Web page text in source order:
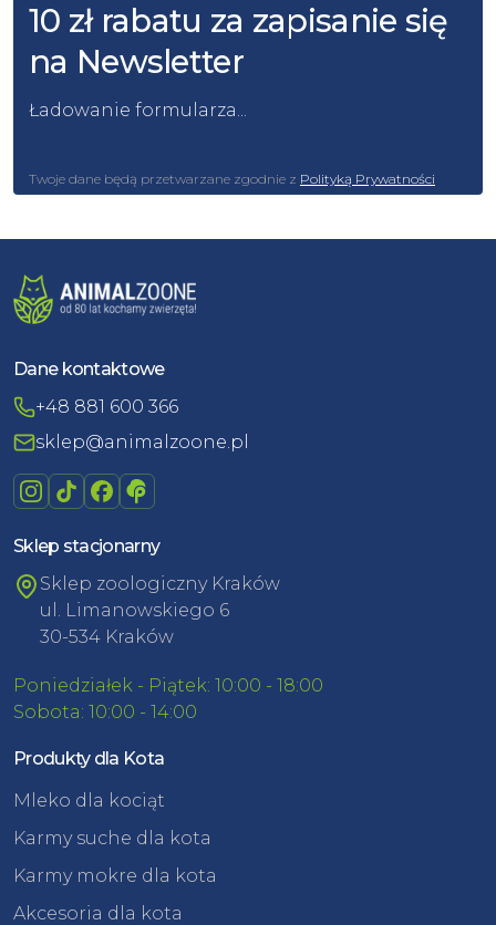
10 zł rabatu za zapisanie się
na Newsletter
Ładowanie formularza...
Twoje dane będą przetwarzane zgodnie z Polityką Prywatności
Dane kontaktowe
+48 881 600 366
sklep@animalzoone.pl
Sklep stacjonarny
Sklep zoologiczny Kraków
ul. Limanowskiego 6
30-534 Kraków
Poniedziałek - Piątek: 10:00 - 18:00
Sobota: 10:00 - 14:00
Produkty dla Kota
Mleko dla kociąt
Karmy suche dla kota
Karmy mokre dla kota
Akcesoria dla kota